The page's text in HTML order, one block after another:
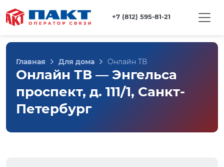
+7 (812) 595-81-21
Главная Для дома Онлайн ТВ
Онлайн ТВ — Энгельса
проспект, д. 111/1, Санкт-
Петербург